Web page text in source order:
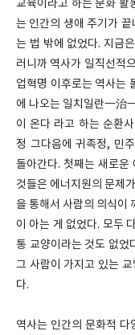
교육이라고 하는 문화 활
는 인간의 생애 주기가
는 법 밖에 없었다. 지금
러니까 역사가 일직선적
업혁명 이후로는 역사는
에 나오는 일치일란一治
이 온다 라고 하는 순환
정 그다음에 귀족정, 민
돌아간다. 첫째는 새로운
것들은 에너지원의 문제
을 통해서 사람의 의식이
이 아는 게 없었다. 모두
통 교양이라는 것도 없었
그 사람이 가지고 있는
다.
역사는 인간의 문화적